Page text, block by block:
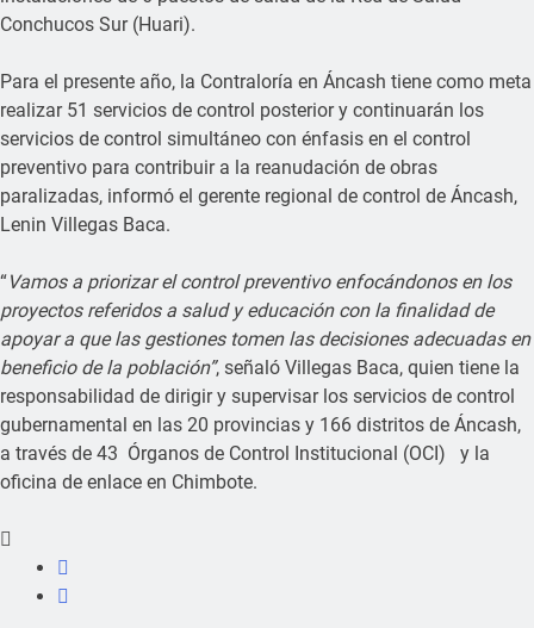
Conchucos Sur (Huari).
Para el presente año, la Contraloría en Áncash tiene como meta
realizar 51 servicios de control posterior y continuarán los
servicios de control simultáneo con énfasis en el control
preventivo para contribuir a la reanudación de obras
paralizadas, informó el gerente regional de control de Áncash,
Lenin Villegas Baca.
“Vamos a priorizar el control preventivo enfocándonos en los
proyectos referidos a salud y educación con la finalidad de
apoyar a que las gestiones tomen las decisiones adecuadas en
beneficio de la población”, señaló Villegas Baca, quien tiene la
responsabilidad de dirigir y supervisar los servicios de control
gubernamental en las 20 provincias y 166 distritos de Áncash,
a través de 43 Órganos de Control Institucional (OCI) y la
oficina de enlace en Chimbote.